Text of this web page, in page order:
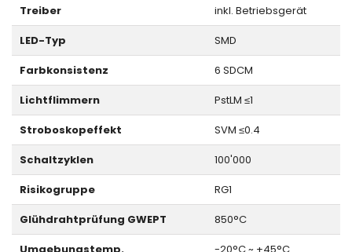
Treiber
inkl. Betriebsgerät
LED-Typ
SMD
Farbkonsistenz
6 SDCM
Lichtflimmern
PstLM ≤1
Stroboskopeffekt
SVM ≤0.4
Schaltzyklen
100'000
Risikogruppe
RG1
Glühdrahtprüfung GWEPT
850°C
Umgebungstemp.
-20°C ~ +45°C